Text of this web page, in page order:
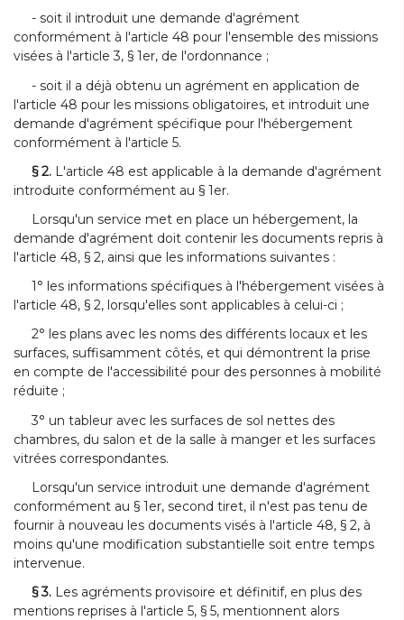
- soit il introduit une demande d'agrément
conformément à l'article 48 pour l'ensemble des missions
visées à l'article 3, § 1er, de l'ordonnance ;
- soit il a déjà obtenu un agrément en application de
l'article 48 pour les missions obligatoires, et introduit une
demande d'agrément spécifique pour l'hébergement
conformément à l'article 5.
§ 2. L'article 48 est applicable à la demande d'agrément
introduite conformément au § 1er.
Lorsqu'un service met en place un hébergement, la
demande d'agrément doit contenir les documents repris à
l'article 48, § 2, ainsi que les informations suivantes :
1° les informations spécifiques à l'hébergement visées à
l'article 48, § 2, lorsqu'elles sont applicables à celui-ci ;
2° les plans avec les noms des différents locaux et les
surfaces, suffisamment côtés, et qui démontrent la prise
en compte de l'accessibilité pour des personnes à mobilité
réduite ;
3° un tableur avec les surfaces de sol nettes des
chambres, du salon et de la salle à manger et les surfaces
vitrées correspondantes.
Lorsqu'un service introduit une demande d'agrément
conformément au § 1er, second tiret, il n'est pas tenu de
fournir à nouveau les documents visés à l'article 48, § 2, à
moins qu'une modification substantielle soit entre temps
intervenue.
§ 3. Les agréments provisoire et définitif, en plus des
mentions reprises à l'article 5, § 5, mentionnent alors